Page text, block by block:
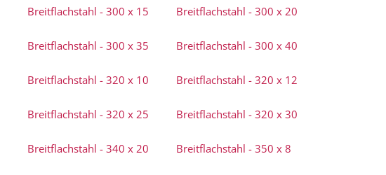
Breitflachstahl - 300 x 15 Breitflachstahl - 300 x 20
Breitflachstahl - 300 x 35 Breitflachstahl - 300 x 40
Breitflachstahl - 320 x 10 Breitflachstahl - 320 x 12
Breitflachstahl - 320 x 25 Breitflachstahl - 320 x 30
Breitflachstahl - 340 x 20 Breitflachstahl - 350 x 8